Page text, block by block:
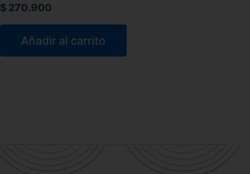
$ 270.900
Añadir al carrito